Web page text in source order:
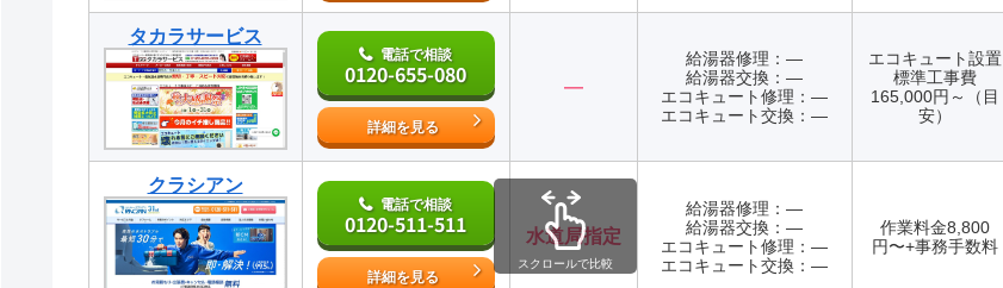
タカラサービス
電話で相談
0120-655-080
詳細を見る
―
給湯器修理：―
給湯器交換：―
エコキュート修理：―
エコキュート交換：―
エコキュート設置
標準工事費
165,000円～（目
安）
クラシアン
電話で相談
0120-511-511
詳細を見る
水道局指定
給湯器修理：―
給湯器交換：―
エコキュート修理：―
エコキュート交換：―
作業料金8,800
円〜+事務手数料
スクロールで比較